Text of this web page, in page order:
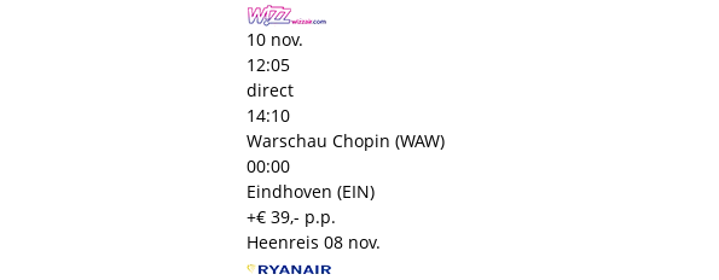
10 nov.
12:05
direct
14:10
Warschau Chopin (WAW)
00:00
Eindhoven (EIN)
+€ 39,- p.p.
Heenreis 08 nov.